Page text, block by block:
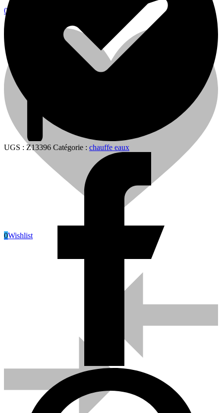
0
0Wishlist
UGS : Z13396 Catégorie : chauffe eaux